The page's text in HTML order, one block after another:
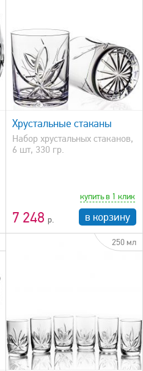
Хрустальные стаканы
Набор хрустальных стаканов,
6 шт, 330 гр.
7 248
купить в 1 клик
в корзину
250 мл